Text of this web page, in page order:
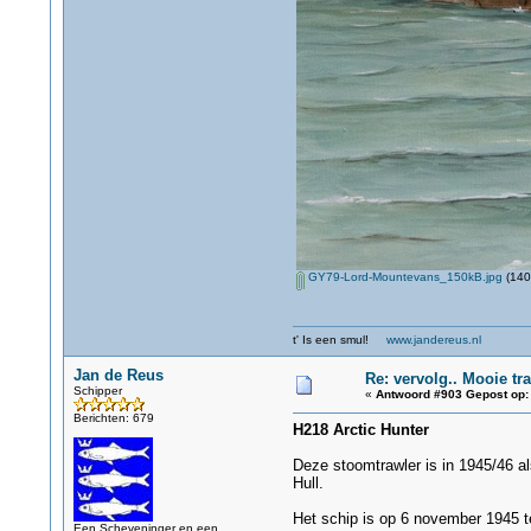
GY79-Lord-Mountevans_150kB.jpg
t' Is een smul! www.jandereus.nl
Jan de Reus
Schipper
Berichten: 679
Een Scheveninger en een
Re: vervolg.. Mooie
« Antwoord #903 Gepost op:
H218 Arctic Hunter
Deze stoomtrawler is in 1945/46
Hull.
Het schip is op 6 november 1945